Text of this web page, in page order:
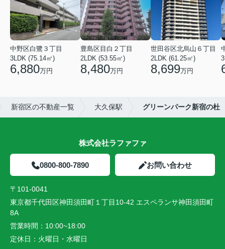
中野区白鷺３丁目
3LDK (75.14㎡)
6,880万円
豊島区目白２丁目
2LDK (53.55㎡)
8,480万円
世田谷区北烏山６丁目
2LDK (61.25㎡)
8,699万円
新宿区の不動産一覧 大久保駅 グリーンパーク新宿の杜
株式会社ラファファ
0800-800-7890 お問い合わせ
〒101-0041
東京都千代田区神田須田町１丁目10-42 エスペランサ神田須田町
8A
営業時間： 10:00~18:00
定休日： 火曜日・水曜日